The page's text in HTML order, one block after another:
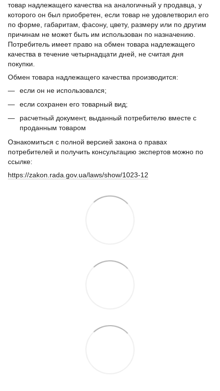
товар надлежащего качества на аналогичный у продавца, у
которого он был приобретен, если товар не удовлетворил его
по форме, габаритам, фасону, цвету, размеру или по другим
причинам не может быть им использован по назначению.
Потребитель имеет право на обмен товара надлежащего
качества в течение четырнадцати дней, не считая дня
покупки.
Обмен товара надлежащего качества производится:
если он не использовался;
если сохранен его товарный вид;
расчетный документ, выданный потребителю вместе с
проданным товаром
Ознакомиться с полной версией закона о правах
потребителей и получить консультацию экспертов можно по
ссылке:
https://zakon.rada.gov.ua/laws/show/1023-12